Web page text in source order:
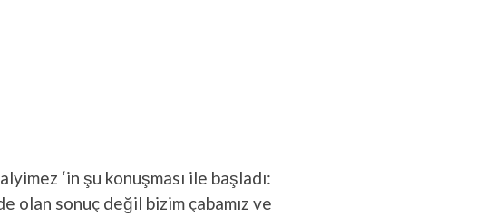
‘in şu konuşması ile başladı:
olan sonuç değil bizim çabamız ve